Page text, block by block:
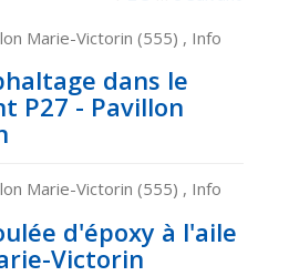
Marie-Victorin (555) , Info
dans le
P27 - Pavillon
Marie-Victorin (555) , Info
d'époxy à l'aile
Victorin